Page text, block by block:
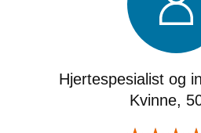
Hjertespesialist og
Kvinne,